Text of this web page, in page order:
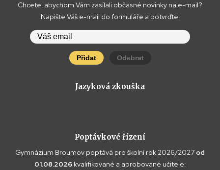
Chcete, abychom Vám zasílali občasné novinky na e-mail?
Napište Váš e-mail do formuláře a potvrďte.
Přidat Odebrat
Jazyková zkouška
Poptávkové řízení
Gymnázium Broumov poptává pro školní rok 2026/2027 od
01.08.2026 kvalifikované a aprobované učitele: